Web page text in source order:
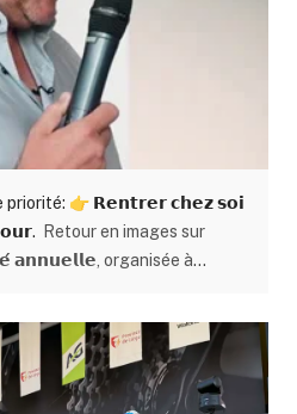
priorité: 👉 𝗥𝗲𝗻𝘁𝗿𝗲𝗿 𝗰𝗵𝗲𝘇 𝘀𝗼𝗶
Retour en images sur
𝗮𝗻𝗻𝘂𝗲𝗹𝗹𝗲, organisée à
: 𝘇𝗲́𝗿𝗼 𝗮𝗰𝗰𝗶𝗱𝗲𝗻𝘁. Parce que
il y a des femmes et des
passe avant tout.